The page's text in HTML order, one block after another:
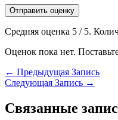
Отправить оценку
Средняя оценка 5 / 5.
Оценок пока нет.
← Предыдущая Запись
Следующая Запись →
Связанные